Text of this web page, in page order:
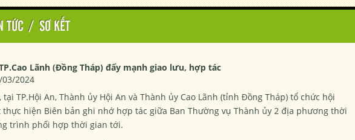
TỨC / SƠ KẾT
Lãnh (Đồng Tháp) đẩy mạnh giao lưu, hợp tác
03/2024
tại TP.Hội An, Thành ủy Hội An và Thành ủy Cao Lãnh (tỉnh Đồng Tháp) tổ chức hội
thực hiện Biên bản ghi nhớ hợp tác giữa Ban Thường vụ Thành ủy 2 địa phương thời
trình phối hợp thời gian tới.